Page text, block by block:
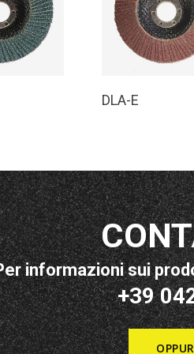
DLA-E
informazioni sui
+39